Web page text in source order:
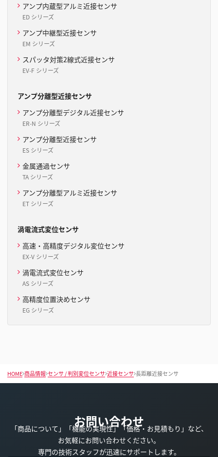
アンプ内蔵型アルミ近接センサ
ED シリーズ
アンプ中継型近接センサ
EM シリーズ
スパッタ対策2線式近接センサ
EV-F シリーズ
アンプ分離型近接センサ
アンプ分離型デジタル近接センサ
ER-N シリーズ
アンプ分離型近接センサ
ES シリーズ
金属通過センサ
TA シリーズ
アンプ分離型アルミ近接センサ
ET シリーズ
渦電流式変位センサ
高速・高精度デジタル変位センサ
EX-V シリーズ
渦電流式変位センサ
AS シリーズ
高精度位置決めセンサ
EG シリーズ
HOME 商品情報 センサ / 判別変位センサ 近接センサ 長距離近接センサ
お問い合わせ
「商品について」「機能の実現性」「価格・お見積もり」など、
お気軽にお問い合わせください。
専門の技術スタッフが迅速にサポートします。